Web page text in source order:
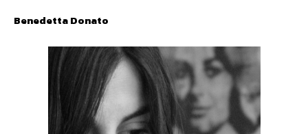
Benedetta Donato